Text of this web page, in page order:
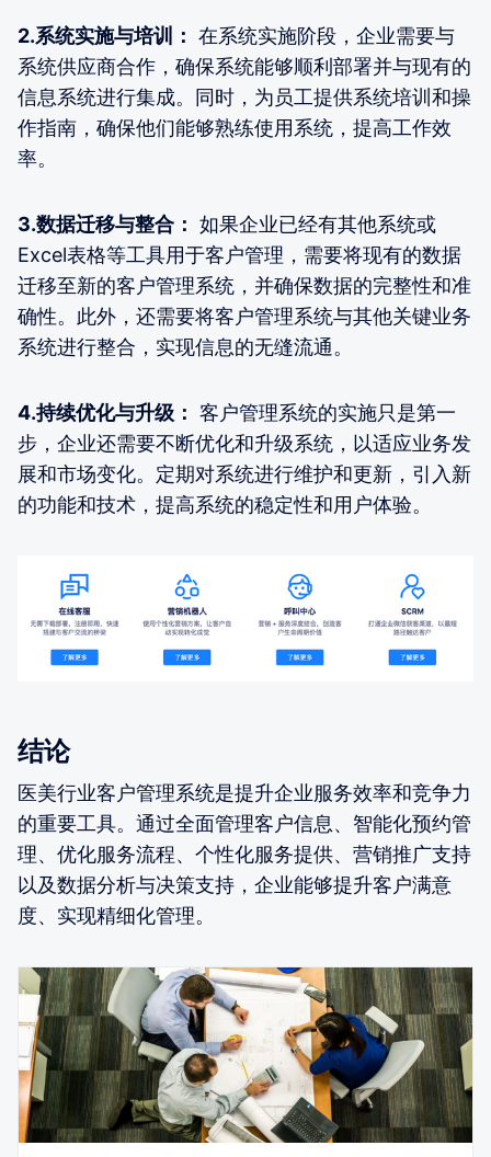
2.系统实施与培训： 在系统实施阶段，企业需要与
系统供应商合作，确保系统能够顺利部署并与现有的
信息系统进行集成。同时，为员工提供系统培训和操
作指南，确保他们能够熟练使用系统，提高工作效
率。
3.数据迁移与整合： 如果企业已经有其他系统或
Excel表格等工具用于客户管理，需要将现有的数据
迁移至新的客户管理系统，并确保数据的完整性和准
确性。此外，还需要将客户管理系统与其他关键业务
系统进行整合，实现信息的无缝流通。
4.持续优化与升级： 客户管理系统的实施只是第一
步，企业还需要不断优化和升级系统，以适应业务发
展和市场变化。定期对系统进行维护和更新，引入新
的功能和技术，提高系统的稳定性和用户体验。
结论
医美行业客户管理系统是提升企业服务效率和竞争力
的重要工具。通过全面管理客户信息、智能化预约管
理、优化服务流程、个性化服务提供、营销推广支持
以及数据分析与决策支持，企业能够提升客户满意
度、实现精细化管理。